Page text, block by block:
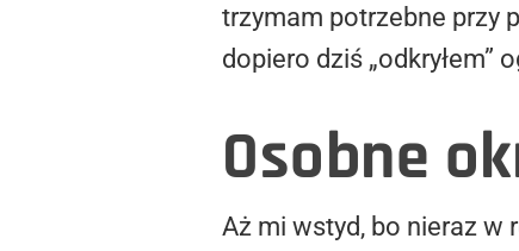
trzymam potrzebne przy
dopiero dziś „odkryłem”
Osobne
Aż mi wstyd, bo nieraz w